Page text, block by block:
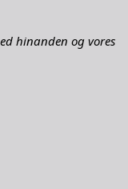
hinanden og vores